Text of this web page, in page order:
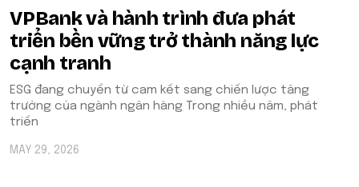
VPBank và hành trình đưa phát
triển bền vững trở thành năng lực
cạnh tranh
ESG đang chuyển từ cam kết sang chiến lược tăng
trưởng của ngành ngân hàng Trong nhiều năm, phát
triển
MAY 29, 2026